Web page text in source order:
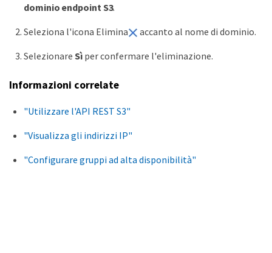
dominio endpoint S3.
Seleziona l'icona Elimina
accanto al nome di dominio.
Selezionare Sìper confermare l'eliminazione.
Informazioni correlate
"Utilizzare l'API REST S3"
"Visualizza gli indirizzi IP"
"Configurare gruppi ad alta disponibilità"